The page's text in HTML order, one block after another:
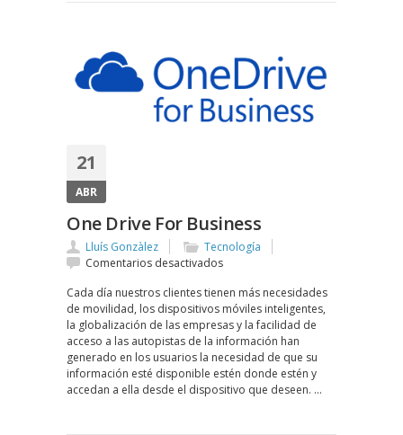
21
ABR
One Drive For Business
Lluís Gonzàlez
Tecnología
Comentarios desactivadosen
Drive
For
Business
Cada día nuestros clientes tienen más necesidades
de movilidad, los dispositivos móviles inteligentes,
la globalización de las empresas y la facilidad de
acceso a las autopistas de la información han
generado en los usuarios la necesidad de que su
información esté disponible estén donde estén y
accedan a ella desde el dispositivo que deseen. …